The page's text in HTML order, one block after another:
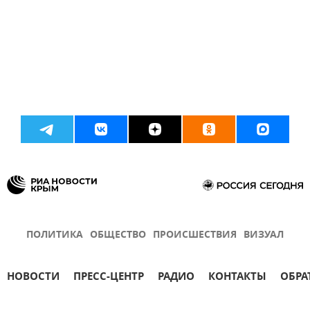
ПОЛИТИКА ОБЩЕСТВО ПРОИСШЕСТВИЯ ВИЗУАЛ
НОВОСТИ ПРЕСС-ЦЕНТР РАДИО КОНТАКТЫ